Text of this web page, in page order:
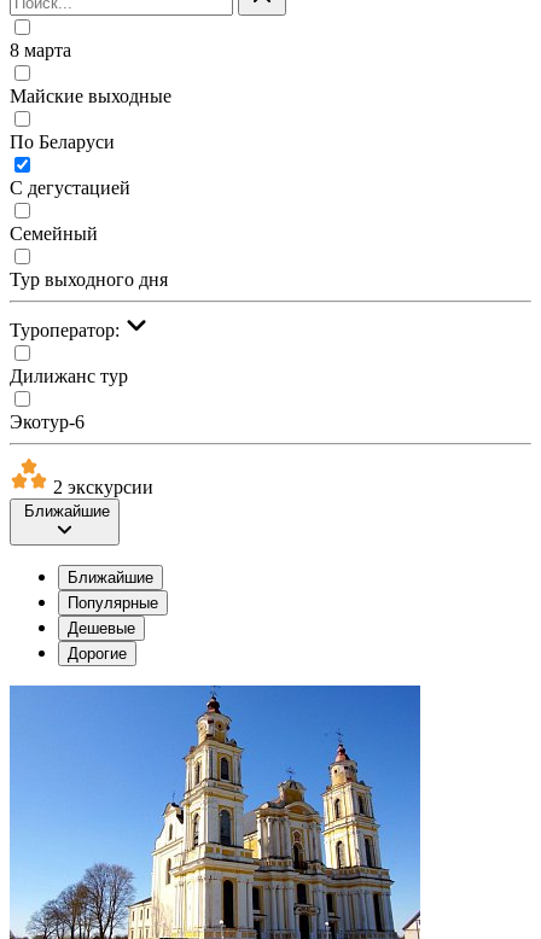
8 марта
Майские выходные
По Беларуси
С дегустацией
Семейный
Тур выходного дня
Туроператор:
Дилижанс тур
Экотур-6
2 экскурсии
Ближайшие
Ближайшие
Популярные
Дешевые
Дорогие